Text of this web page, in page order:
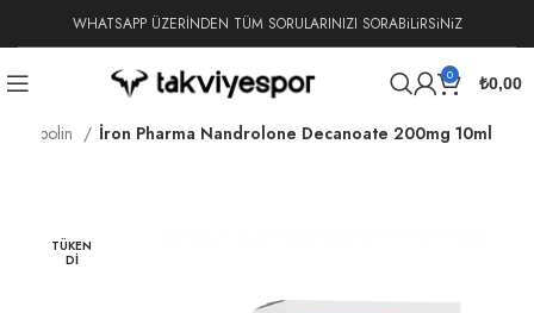
WHATSAPP ÜZERİNDEN TÜM SORULARINIZI SORABiLiRSiNiZ
0 ₺0,00
İron Pharma Nandrolone Decanoate 200mg 10ml
TÜKEN
DI